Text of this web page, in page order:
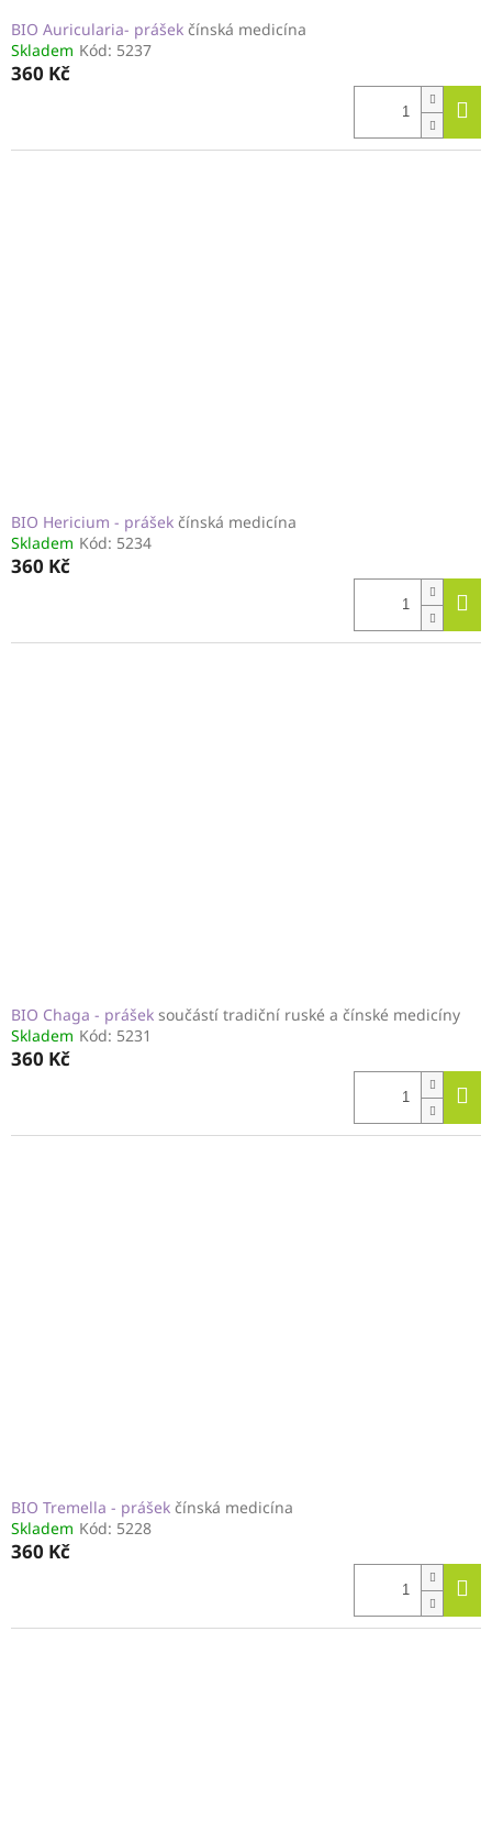
BIO Auricularia- prášek čínská medicína
Skladem Kód: 5237
360 Kč
BIO Hericium - prášek čínská medicína
Skladem Kód: 5234
360 Kč
BIO Chaga - prášek součástí tradiční ruské a čínské medicíny
Skladem Kód: 5231
360 Kč
BIO Tremella - prášek čínská medicína
Skladem Kód: 5228
360 Kč